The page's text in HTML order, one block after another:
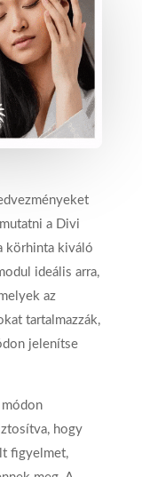
a Divi
körhinta kiváló
ideális arra,
az
tartalmazzák,
jelenítse
módon
hogy
figyelmet,